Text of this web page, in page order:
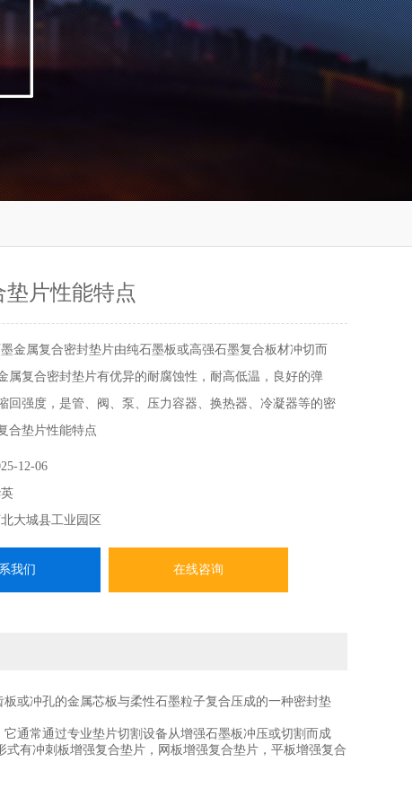
垫片性能特点
金属复合密封垫片由纯石墨板或高强石墨复合板材冲切而
属复合密封垫片有优异的耐腐蚀性，耐高低温，良好的弹
回强度，是管、阀、泵、压力容器、换热器、冷凝器等的密
合垫片性能特点
12-06
大城县工业园区
我们 在线咨询
或冲孔的金属芯板与柔性石墨粒子复合压成的一种密封垫
通常通过专业垫片切割设备从增强石墨板冲压或切割而成
式有冲刺板增强复合垫片，网板增强复合垫片，平板增强复合